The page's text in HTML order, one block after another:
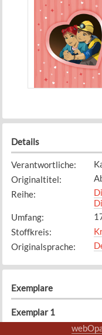
Details
Verantwortliche:
Originaltitel:
Reihe:
Umfang:
Stoffkreis:
Originalsprache:
Exemplare
Exemplar 1